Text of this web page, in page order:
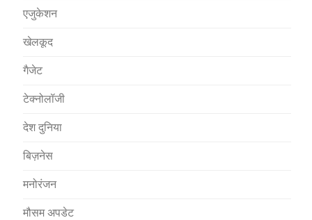
एजुकेशन
खेलकूद
गैजेट
टेक्नोलॉजी
देश दुनिया
बिज़नेस
मनोरंजन
मौसम अपडेट